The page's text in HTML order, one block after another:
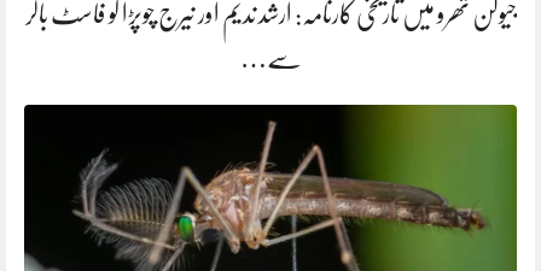
جیولن تھرو میں تاریخی کارنامہ: ارشد ندیم اور نیرج چوپڑا کو فاسٹ بالر
سے…